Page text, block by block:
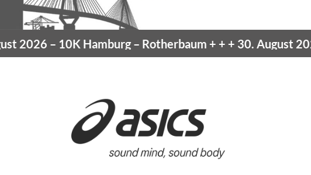
–10K Hamburg– Rotherbaum+ + +30. August 2026 –